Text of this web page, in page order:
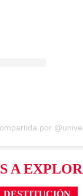
por
A
DESTITUCIÓN